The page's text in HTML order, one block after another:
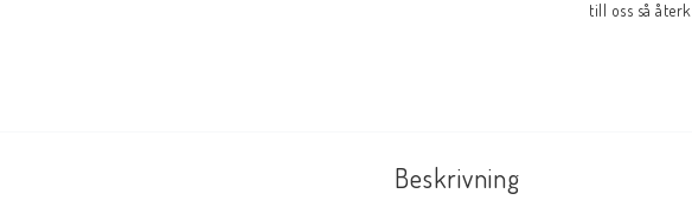
till oss så
Beskrivning